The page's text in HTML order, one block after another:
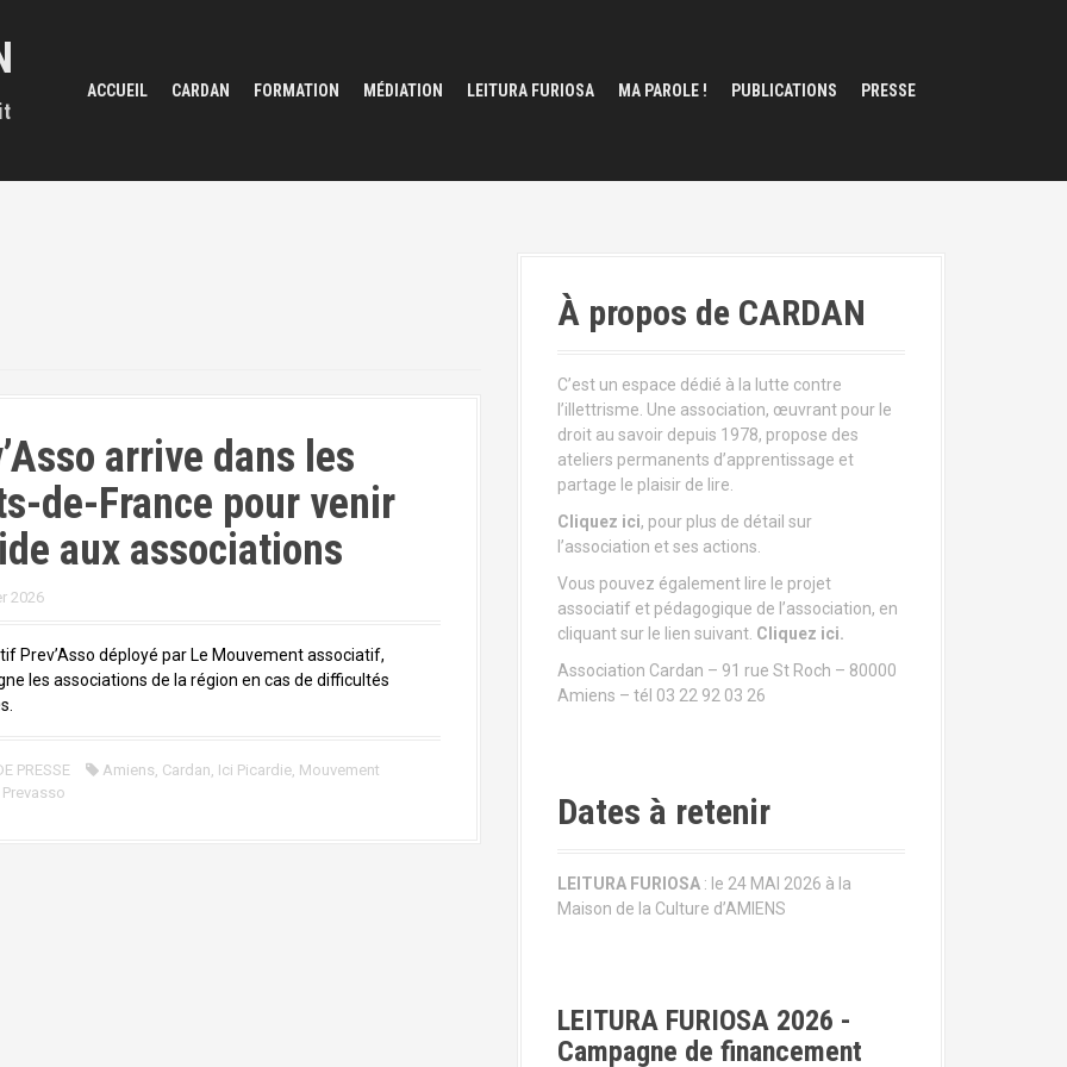
ACCUEIL CARDAN FORMATION MÉDIATION LEITURA FURIOSA MA PAROLE ! PUBLICATIONS PRESSE
arrive dans les
de-France pour venir
aux associations
2026
Prev’Asso déployé par Le Mouvement associatif,
les associations de la région en cas de difficultés
PRESSE Amiens, Cardan, Ici Picardie, Mouvement
Prevasso
À propos de CARDAN
C’est un espace dédié à la lutte contre
l’illettrisme. Une association, œuvrant pour le
droit au savoir depuis 1978, propose des
ateliers permanents d’apprentissage et
partage le plaisir de lire.
Cliquez ici, pour plus de détail sur
l’association et ses actions.
Vous pouvez également lire le projet
associatif et pédagogique de l’association, en
cliquant sur le lien suivant. Cliquez ici.
Association Cardan – 91 rue St Roch – 80000
Amiens – tél 03 22 92 03 26
Dates à retenir
LEITURA FURIOSA : le 24 MAI 2026 à la
Maison de la Culture d’AMIENS
LEITURA FURIOSA 2026 -
Campagne de financement